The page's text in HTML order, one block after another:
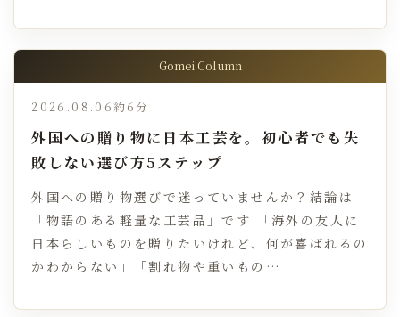
Gomei Column
2026.08.06 約6分
外国への贈り物に日本工芸を。初心者でも失
敗しない選び方5ステップ
外国への贈り物選びで迷っていませんか？結論は
「物語のある軽量な工芸品」です 「海外の友人に
日本らしいものを贈りたいけれど、何が喜ばれるの
かわからない」「割れ物や重いもの…